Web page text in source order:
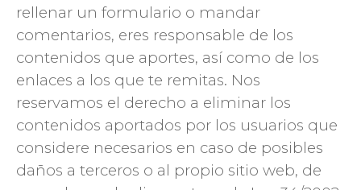
rellenar un formulario o mandar
comentarios, eres responsable de los
contenidos que aportes, así como de los
enlaces a los que te remitas. Nos
reservamos el derecho a eliminar los
contenidos aportados por los usuarios que
considere necesarios en caso de posibles
daños a terceros o al propio sitio web, de